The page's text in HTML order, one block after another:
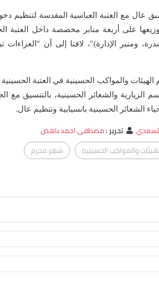
عال مع العتبة العباسية المقدسة لتنظيم
على أربعة منابر مخصصة داخل العتبة
ومنبر الإدارة)"، لافتا إلى أن
الهيئات والمواكب الحسينية في العتبة
الزيارية والشعائر الحسينية، بالتنسيق مع
الشعائر الحسينية بانسيابية وتنظيم عال.
تحرير:مصطفى احمد باهض
والمواكب الحسينية شهر محرم